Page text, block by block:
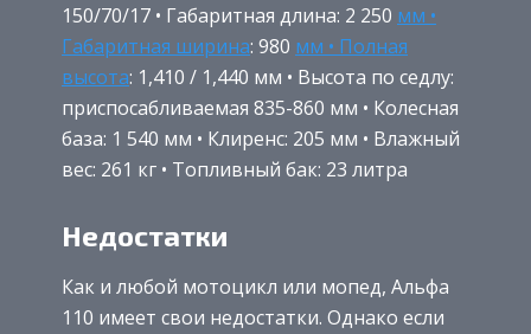
150/70/17 • Габаритная длина: 2 250 мм •
Габаритная ширина: 980 мм • Полная
высота: 1,410 / 1,440 мм • Высота по седлу:
приспосабливаемая 835-860 мм • Колесная
база: 1 540 мм • Клиренс: 205 мм • Влажный
вес: 261 кг • Топливный бак: 23 литра
Недостатки
Как и любой мотоцикл или мопед, Альфа
110 имеет свои недостатки. Однако если